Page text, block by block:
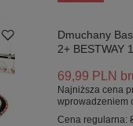
Dmuchany
2+ BESTWAY
69,99 PLN
Najniższa cena
wprowadzeniem
Cena regularna: